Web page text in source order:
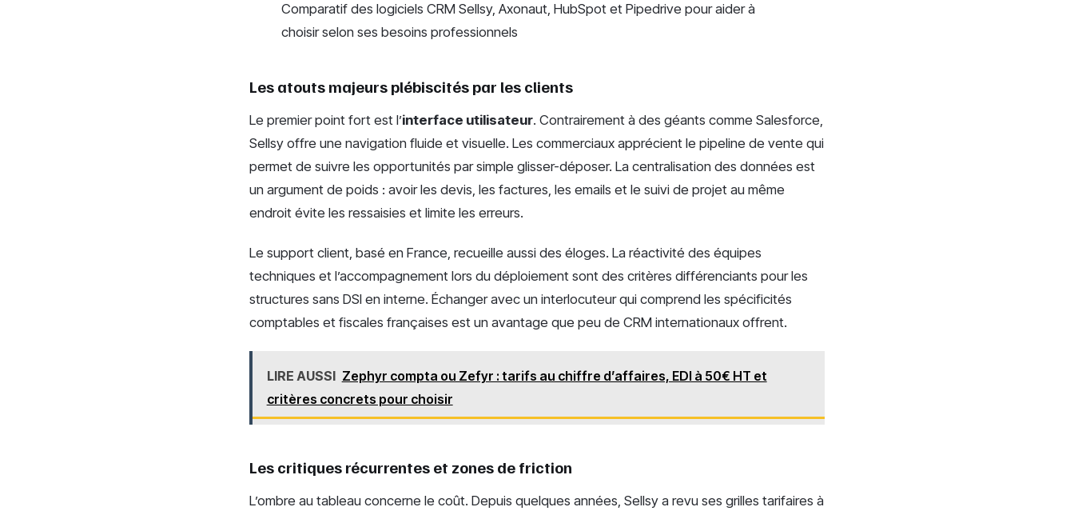
Comparatif des logiciels CRM Sellsy, Axonaut, HubSpot et Pipedrive pour aider à
choisir selon ses besoins professionnels
Les atouts majeurs plébiscités par les clients
Le premier point fort est l’interface utilisateur. Contrairement à des géants comme Salesforce,
Sellsy offre une navigation fluide et visuelle. Les commerciaux apprécient le pipeline de vente qui
permet de suivre les opportunités par simple glisser-déposer. La centralisation des données est
un argument de poids : avoir les devis, les factures, les emails et le suivi de projet au même
endroit évite les ressaisies et limite les erreurs.
Le support client, basé en France, recueille aussi des éloges. La réactivité des équipes
techniques et l’accompagnement lors du déploiement sont des critères différenciants pour les
structures sans DSI en interne. Échanger avec un interlocuteur qui comprend les spécificités
comptables et fiscales françaises est un avantage que peu de CRM internationaux offrent.
LIRE AUSSI Zephyr compta ou Zefyr : tarifs au chiffre d’affaires, EDI à 50€ HT et
critères concrets pour choisir
Les critiques récurrentes et zones de friction
L’ombre au tableau concerne le coût. Depuis quelques années, Sellsy a revu ses grilles tarifaires à